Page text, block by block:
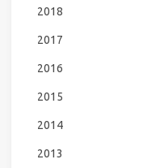
2018
2017
2016
2015
2014
2013